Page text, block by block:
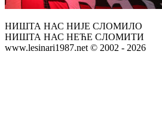
НИШТА НАС НИЈЕ СЛОМИЛО
НИШТА НАС НЕЋЕ СЛОМИТИ
www.lesinari1987.net © 2002 - 2026